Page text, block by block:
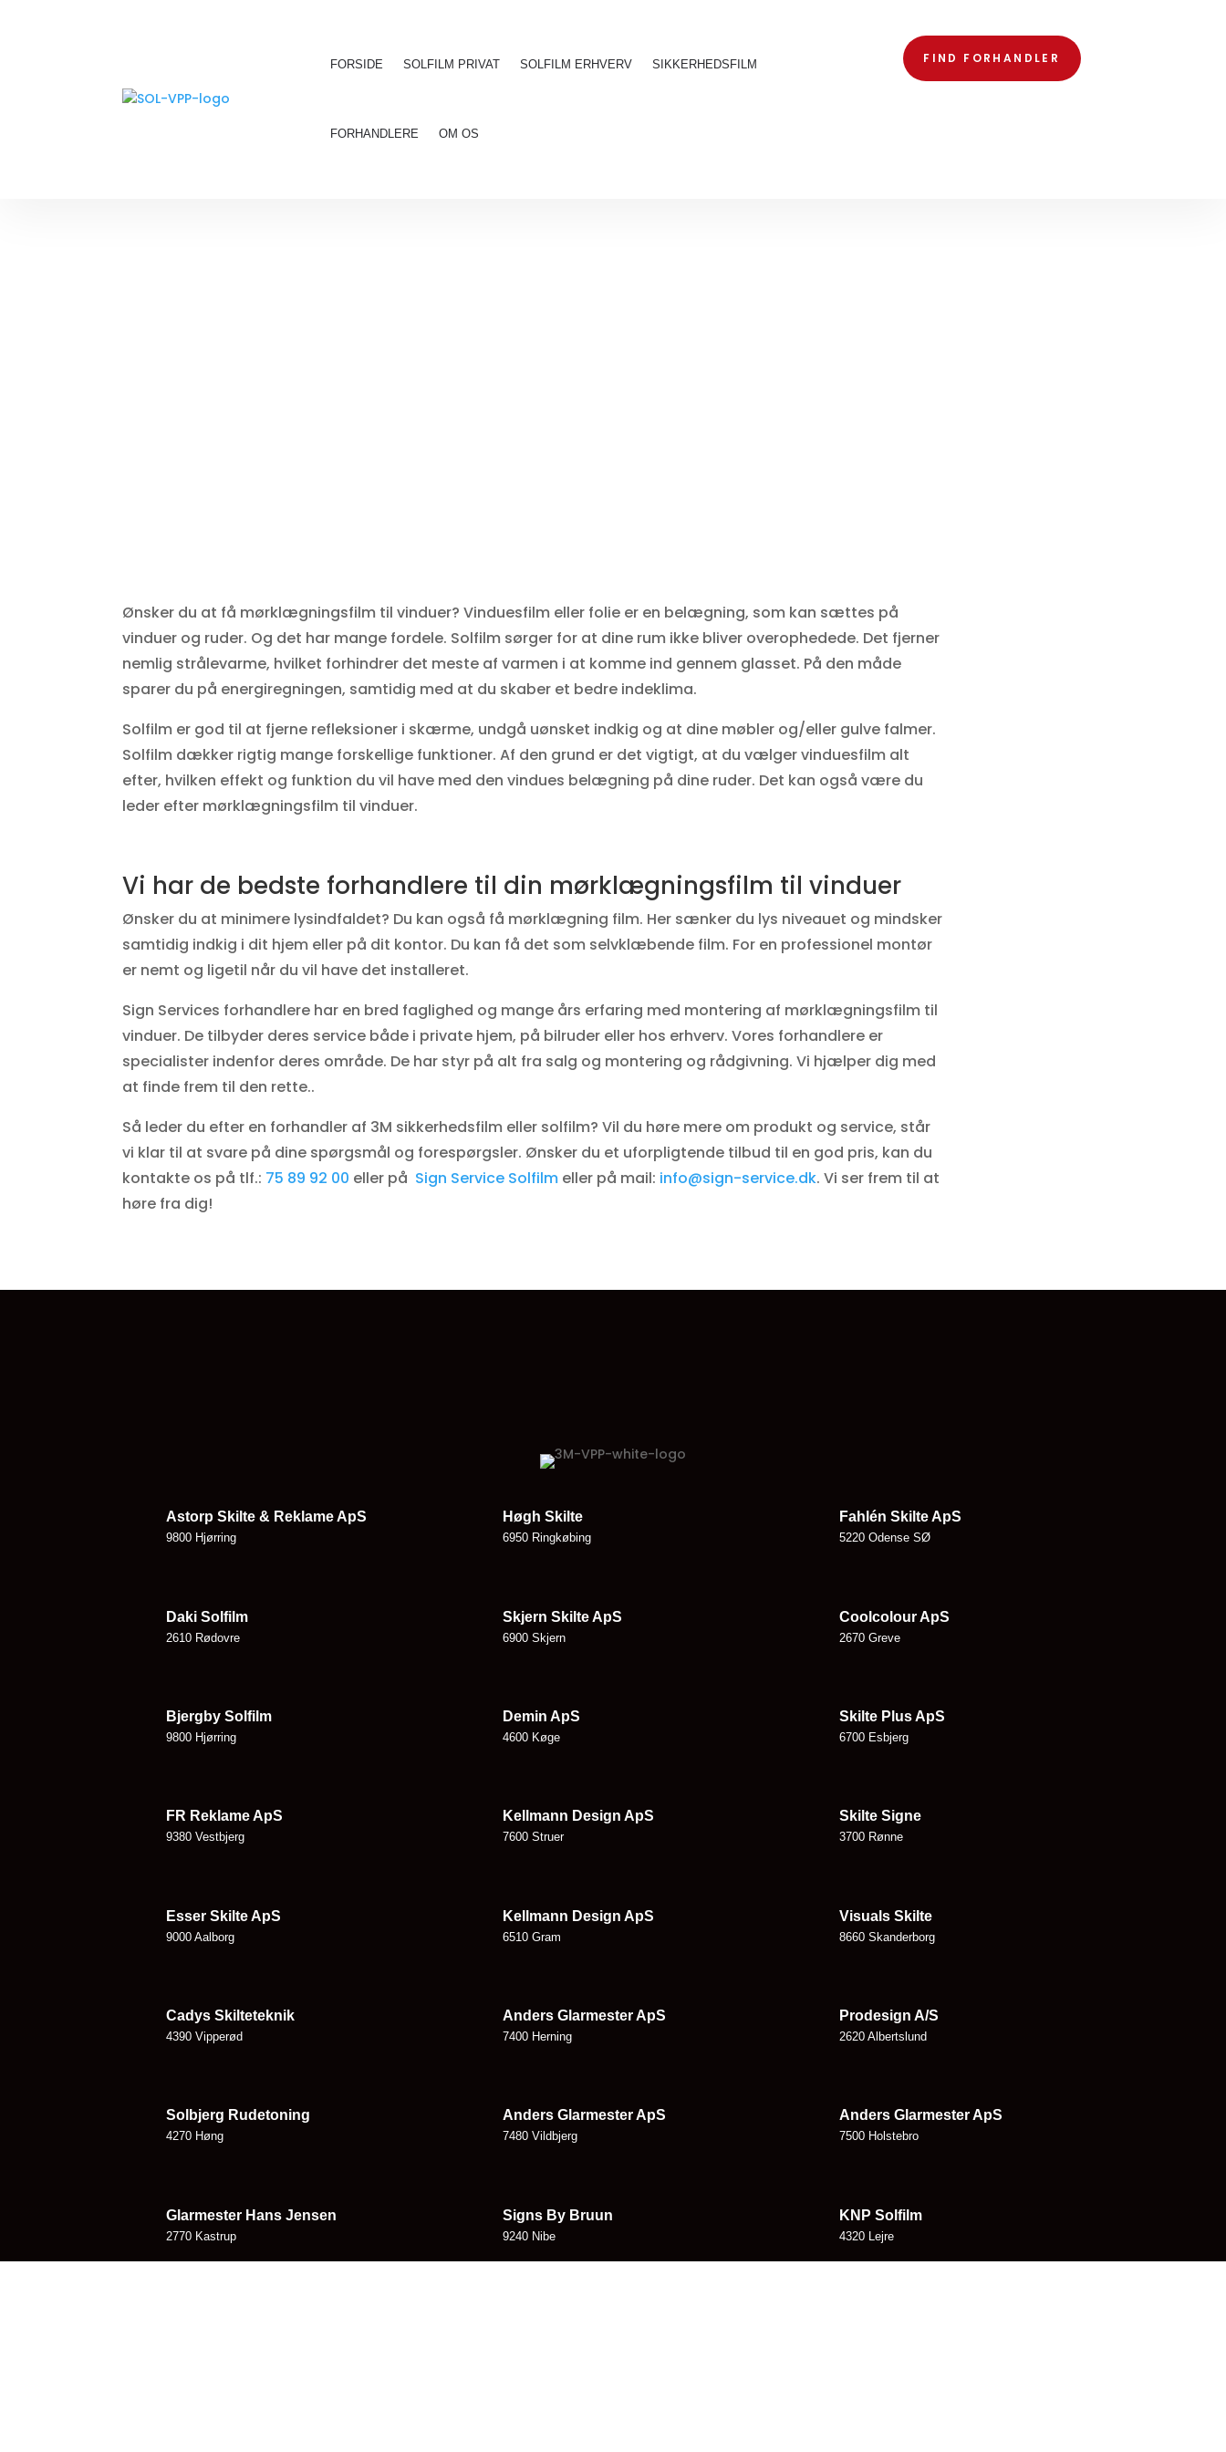
FORSIDE SOLFILM PRIVAT SOLFILM ERHVERV SIKKERHEDSFILM
FORHANDLERE OM OS
FIND FORHANDLER
Ønsker du at få mørklægningsfilm til vinduer? Vinduesfilm eller folie er en belægning, som kan sættes på
vinduer og ruder. Og det har mange fordele. Solfilm sørger for at dine rum ikke bliver overophedede. Det fjerner
nemlig strålevarme, hvilket forhindrer det meste af varmen i at komme ind gennem glasset. På den måde
sparer du på energiregningen, samtidig med at du skaber et bedre indeklima.
Solfilm er god til at fjerne refleksioner i skærme, undgå uønsket indkig og at dine møbler og/eller gulve falmer.
Solfilm dækker rigtig mange forskellige funktioner. Af den grund er det vigtigt, at du vælger vinduesfilm alt
efter, hvilken effekt og funktion du vil have med den vindues belægning på dine ruder. Det kan også være du
leder efter mørklægningsfilm til vinduer.
Vi har de bedste forhandlere til din mørklægningsfilm til vinduer
Ønsker du at minimere lysindfaldet? Du kan også få mørklægning film. Her sænker du lys niveauet og mindsker
samtidig indkig i dit hjem eller på dit kontor. Du kan få det som selvklæbende film. For en professionel montør
er nemt og ligetil når du vil have det installeret.
Sign Services forhandlere har en bred faglighed og mange års erfaring med montering af mørklægningsfilm til
vinduer. De tilbyder deres service både i private hjem, på bilruder eller hos erhverv. Vores forhandlere er
specialister indenfor deres område. De har styr på alt fra salg og montering og rådgivning. Vi hjælper dig med
at finde frem til den rette..
Så leder du efter en forhandler af 3M sikkerhedsfilm eller solfilm? Vil du høre mere om produkt og service, står
vi klar til at svare på dine spørgsmål og forespørgsler. Ønsker du et uforpligtende tilbud til en god pris, kan du
kontakte os på tlf.: 75 89 92 00 eller på Sign Service Solfilm eller på mail: info@sign-service.dk. Vi ser frem til at
høre fra dig!
Astorp Skilte & Reklame ApS
9800 Hjørring
Daki Solfilm
2610 Rødovre
Bjergby Solfilm
9800 Hjørring
FR Reklame ApS
9380 Vestbjerg
Esser Skilte ApS
9000 Aalborg
Cadys Skilteteknik
4390 Vipperød
Solbjerg Rudetoning
4270 Høng
Glarmester Hans Jensen
2770 Kastrup
Høgh Skilte
6950 Ringkøbing
Skjern Skilte ApS
6900 Skjern
Demin ApS
4600 Køge
Kellmann Design ApS
7600 Struer
Kellmann Design ApS
6510 Gram
Anders Glarmester ApS
7400 Herning
Anders Glarmester ApS
7480 Vildbjerg
Signs By Bruun
9240 Nibe
Fahlén Skilte ApS
5220 Odense SØ
Coolcolour ApS
2670 Greve
Skilte Plus ApS
6700 Esbjerg
Skilte Signe
3700 Rønne
Visuals Skilte
8660 Skanderborg
Prodesign A/S
2620 Albertslund
Anders Glarmester ApS
7500 Holstebro
KNP Solfilm
4320 Lejre